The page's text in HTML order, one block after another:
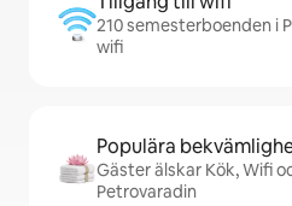
210 semesterboenden i
wifi
Populära
Gäster älskar Kök, Wifi
Petrovaradin